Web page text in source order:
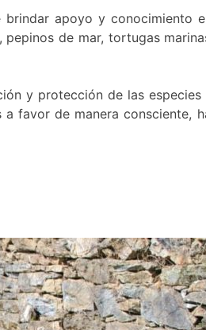
apoyo y conocimiento
de mar, tortugas
y protección de las
favor de manera consciente,